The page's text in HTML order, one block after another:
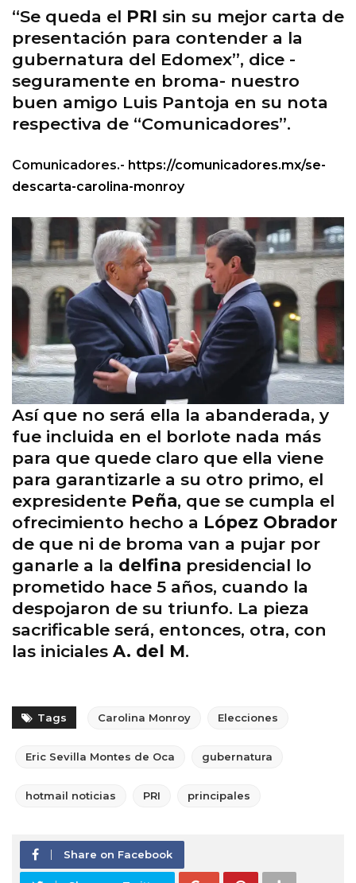
“Se queda el PRI sin su mejor carta de
presentación para contender a la
gubernatura del Edomex”, dice -
seguramente en broma- nuestro
buen amigo Luis Pantoja en su nota
respectiva de “Comunicadores”.
Comunicadores.- https://comunicadores.mx/se-
descarta-carolina-monroy
Así que no será ella la abanderada, y
fue incluida en el borlote nada más
para que quede claro que ella viene
para garantizarle a su otro primo, el
expresidente Peña, que se cumpla el
ofrecimiento hecho a López Obrador
de que ni de broma van a pujar por
ganarle a la delfina presidencial lo
prometido hace 5 años, cuando la
despojaron de su triunfo. La pieza
sacrificable será, entonces, otra, con
las iniciales A. del M.
Tags Carolina Monroy Elecciones
Eric Sevilla Montes de Oca gubernatura
hotmail noticias PRI principales
Share on Facebook